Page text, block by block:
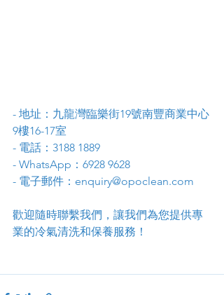
- 地址：九龍灣臨樂街19號南豐商業中心
9樓16-17室
- 電話：3188 1889
- WhatsApp：6928 9628
- 電子郵件：enquiry@opoclean.com
歡迎隨時聯繫我們，讓我們為您提供專
業的冷氣清洗和保養服務！